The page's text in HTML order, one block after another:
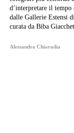
d’interpretare il tempo e la società
dalle Gallerie Estensi
curata da Biba
Alessandra Chiaradia